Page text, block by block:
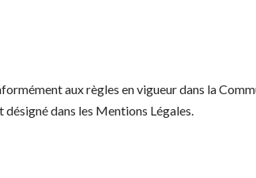
aux règles en vigueur dans la
désigné dans les Mentions Légales.